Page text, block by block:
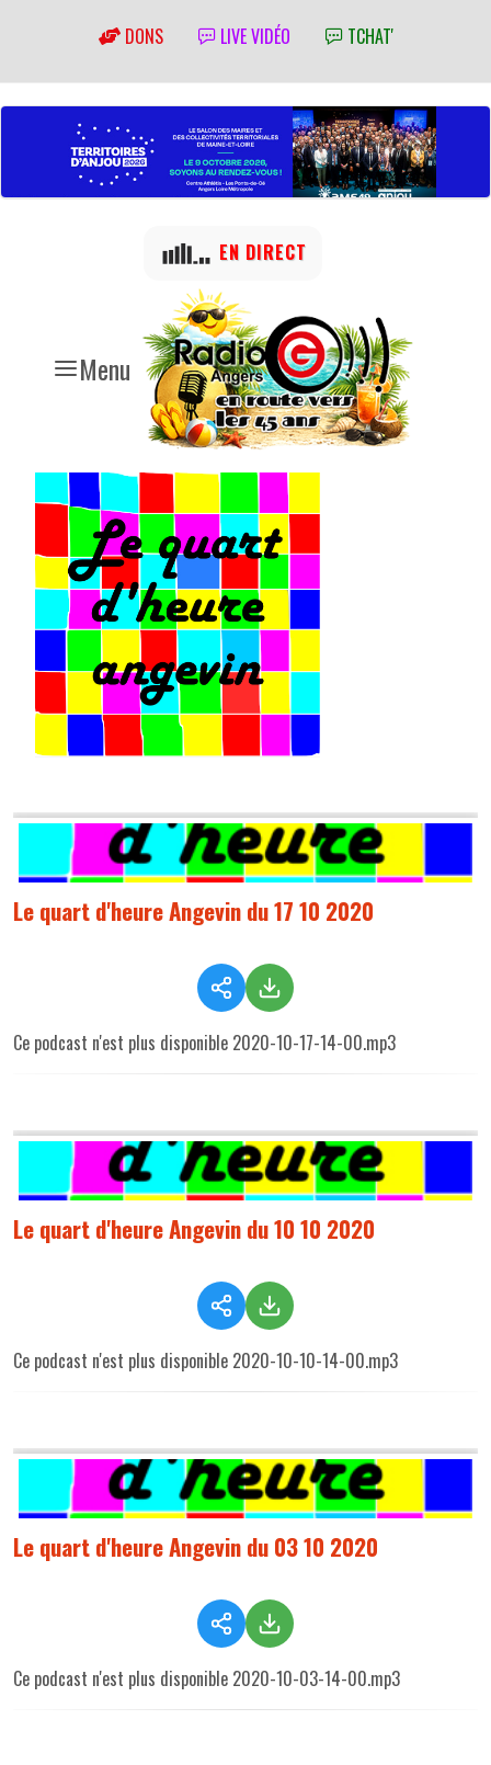
DONS LIVE VIDÉO TCHAT'
Menu
EN DIRECT
Le quart d'heure Angevin du 17 10 2020
Ce podcast n'est plus disponible 2020-10-17-14-00.mp3
Le quart d'heure Angevin du 10 10 2020
Ce podcast n'est plus disponible 2020-10-10-14-00.mp3
Le quart d'heure Angevin du 03 10 2020
Ce podcast n'est plus disponible 2020-10-03-14-00.mp3